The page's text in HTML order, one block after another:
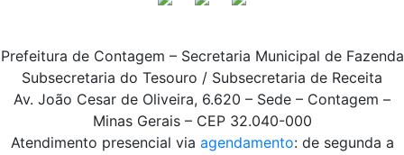
Prefeitura de Contagem – Secretaria Municipal de Fazenda
Subsecretaria do Tesouro / Subsecretaria de Receita
Av. João Cesar de Oliveira, 6.620 – Sede – Contagem –
Minas Gerais – CEP 32.040-000
Atendimento presencial via agendamento: de segunda a